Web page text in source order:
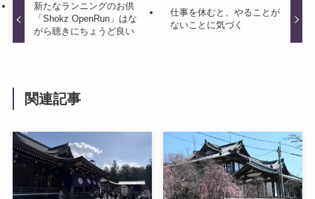
新たなランニングのお供
「Shokz OpenRun」はな
がら聴きにちょうど良い
仕事を休むと、やることが
ないことに気づく
関連記事